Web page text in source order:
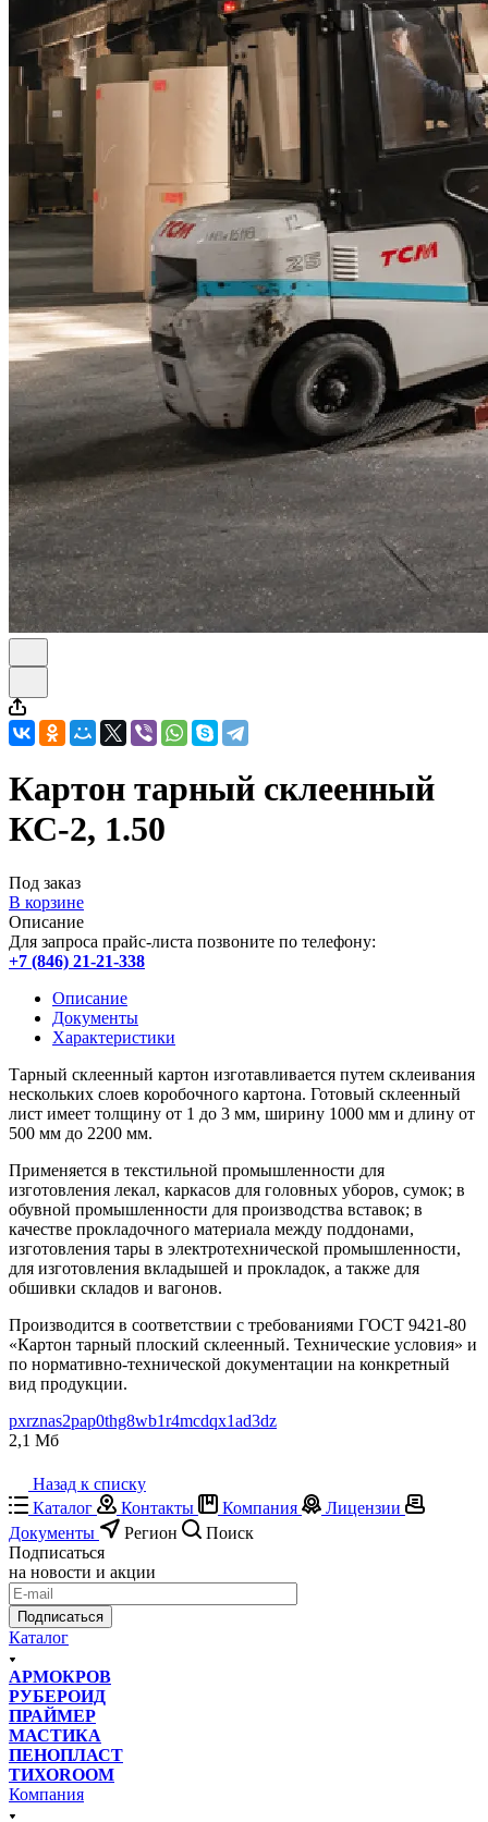
Картон тарный склеенный
КС-2, 1.50
Под заказ
В корзине
Описание
Для запроса прайс-листа позвоните по телефону:
+7 (846) 21-21-338
Описание
Документы
Характеристики
Тарный склеенный картон изготавливается путем склеивания
нескольких слоев коробочного картона. Готовый склеенный
лист имеет толщину от 1 до 3 мм, ширину 1000 мм и длину от
500 мм до 2200 мм.
Применяется в текстильной промышленности для
изготовления лекал, каркасов для головных уборов, сумок; в
обувной промышленности для производства вставок; в
качестве прокладочного материала между поддонами,
изготовления тары в электротехнической промышленности,
для изготовления вкладышей и прокладок, а также для
обшивки складов и вагонов.
Производится в соответствии с требованиями ГОСТ 9421‑80
«Картон тарный плоский склеенный. Технические условия» и
по нормативно-технической документации на конкретный
вид продукции.
pxrznas2pap0thg8wb1r4mcdqx1ad3dz
2,1 Мб
Назад к списку
Каталог
Контакты Компания
Лицензии
Документы
Регион
Поиск
Подписаться
на новости и акции
Подписаться
Каталог
АРМОКРОВ
РУБЕРОИД
ПРАЙМЕР
МАСТИКА
ПЕНОПЛАСТ
ТИХОROOM
Компания